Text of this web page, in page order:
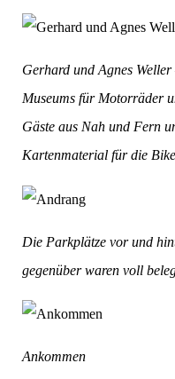
Gerhard und Agnes
Museums für Motorräder
Gäste aus Nah und Fern
Kartenmaterial für die
Die Parkplätze vor und
gegenüber waren voll
Ankommen